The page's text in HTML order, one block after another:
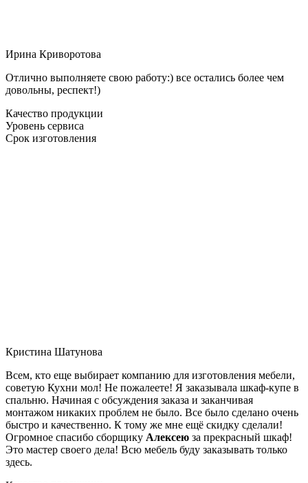
Ирина Криворотова
Отлично выполняете свою работу:) все остались более чем
довольны, респект!)
Качество продукции
Уровень сервиса
Срок изготовления
Кристина Шатунова
Всем, кто еще выбирает компанию для изготовления мебели,
советую Кухни мол! Не пожалеете! Я заказывала шкаф-купе в
спальню. Начиная с обсуждения заказа и заканчивая
монтажом никаких проблем не было. Все было сделано очень
быстро и качественно. К тому же мне ещё скидку сделали!
Огромное спасибо сборщику Алексею за прекрасный шкаф!
Это мастер своего дела! Всю мебель буду заказывать только
здесь.